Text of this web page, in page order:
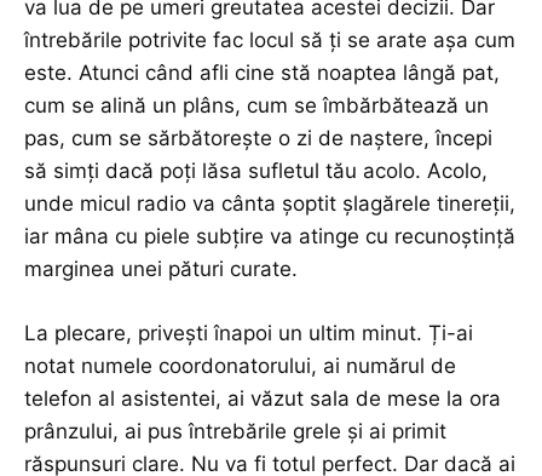
va lua de pe umeri greutatea acestei decizii. Dar
întrebările potrivite fac locul să ți se arate așa cum
este. Atunci când afli cine stă noaptea lângă pat,
cum se alină un plâns, cum se îmbărbătează un
pas, cum se sărbătorește o zi de naștere, începi
să simți dacă poți lăsa sufletul tău acolo. Acolo,
unde micul radio va cânta șoptit șlagărele tinereții,
iar mâna cu piele subțire va atinge cu recunoștință
marginea unei pături curate.
La plecare, privești înapoi un ultim minut. Ți-ai
notat numele coordonatorului, ai numărul de
telefon al asistentei, ai văzut sala de mese la ora
prânzului, ai pus întrebările grele și ai primit
răspunsuri clare. Nu va fi totul perfect. Dar dacă ai